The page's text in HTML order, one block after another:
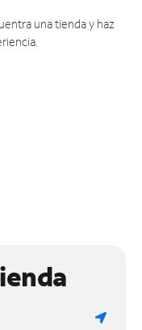
una tienda y haz